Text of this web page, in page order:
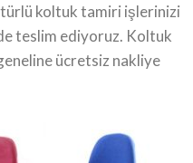
koltuk tamiri işlerinizi
teslim ediyoruz. Koltuk
ücretsiz nakliye